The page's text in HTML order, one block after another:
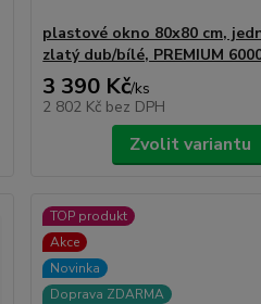
plastové okno 80x80 cm,
zlatý dub/bílé, PREMIUM
3 390 Kč/ks
2 802 Kč bez DPH
Zvolit variantu
TOP produkt
Akce
Novinka
Doprava ZDARMA